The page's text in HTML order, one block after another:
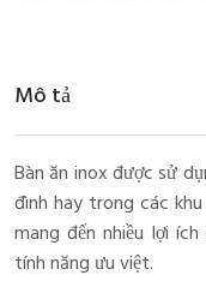
Mô tả
Bàn ăn inox được sử
đình hay trong các
mang đến nhiều lợi
tính năng ưu việt.